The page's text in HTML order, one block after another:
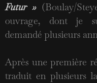
Futur »(Boulay/
ouvrage, dont je
demandé plusieurs
Après une première
traduit en plusieurs